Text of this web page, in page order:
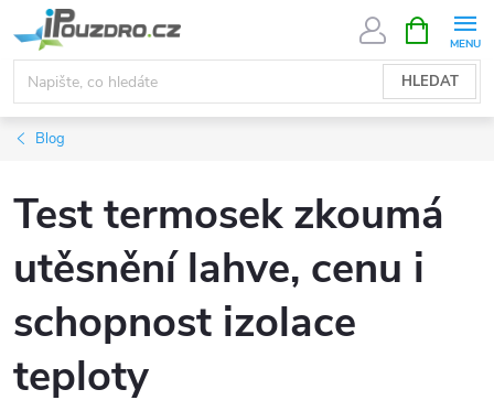
na
obsah
HLEDAT
NÁKUPNÍ
KOŠÍK
Blog
Test termosek zkoumá
utěsnění lahve, cenu i
schopnost izolace
teploty